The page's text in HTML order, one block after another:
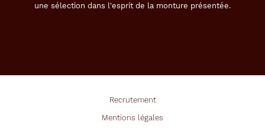
une sélection dans l'esprit de la monture présentée.
Recrutement
Mentions légales